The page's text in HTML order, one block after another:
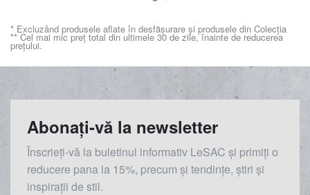
* Excluzând produsele aflate în desfășurare și produsele din Colecția
** Cel mai mic preț total din ultimele 30 de zile, înainte de reducerea
prețului.
Abonați-vă la newsletter
Înscrieți-vă la buletinul informativ LeSAC și primiți o
reducere pana la 15%, precum și tendințe, știri și
inspirații de stil.